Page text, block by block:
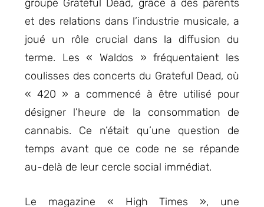
groupe Grateful Dead, grâce à des parents
et des relations dans l’industrie musicale, a
joué un rôle crucial dans la diffusion du
terme. Les « Waldos » fréquentaient les
coulisses des concerts du Grateful Dead, où
« 420 » a commencé à être utilisé pour
désigner l’heure de la consommation de
cannabis. Ce n’était qu’une question de
temps avant que ce code ne se répande
au-delà de leur cercle social immédiat.
Le magazine « High Times », une